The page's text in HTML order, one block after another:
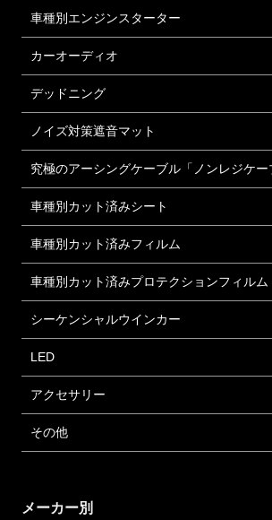
車種別エンジンスターター
カーオーディオ
デッドニング
ノイズ対策遮音マット
究極のアーシングケーブル「ノンレジケー
車種別カット済みシート
車種別カット済みフィルム
車種別カット済みプロテクションフィルム
シーケンシャルウインカー
LED
アクセサリー
その他
メーカー別